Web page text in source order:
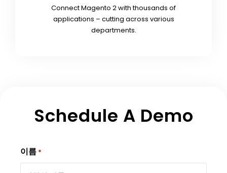
Connect Magento 2 with thousands of
applications – cutting across various
departments.
Schedule A Demo
이름 *